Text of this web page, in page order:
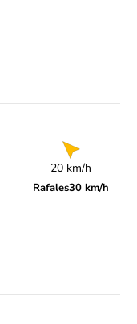
20 km/h
Rafales30 km/h